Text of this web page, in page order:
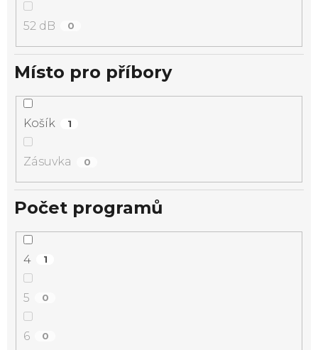
52 dB 0
Místo pro příbory
Košík 1
Zásuvka 0
Počet programů
4 1
5 0
6 0